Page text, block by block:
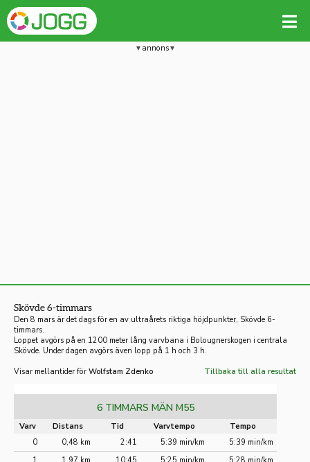
annons
Skövde 6-timmars
Den 8 mars är det dags för en av ultraårets riktiga höjdpunkter, Skövde 6-
timmars.
Loppet avgörs på en 1200 meter lång varvbana i Bolougnerskogen i centrala
Skövde. Under dagen avgörs även lopp på 1 h och 3 h.
Visar mellantider för Wolfstam Zdenko Tillbaka till alla resultat
6 TIMMARS MÄN M55
Varv Distans Tid Varvtempo
Tempo
0
0,48 km 2:41 5:39 min/km
5:39 min/km